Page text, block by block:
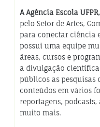
A Agência Escola
pelo Setor de Artes,
para conectar ciência
possui uma equipe
áreas, cursos e
a divulgação
públicos as pesquisas
conteúdos em vários
reportagens,
muito mais.